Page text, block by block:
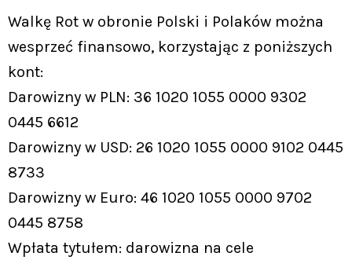
Walkę Rot w obronie Polski i Polaków można
wesprzeć finansowo, korzystając z poniższych
kont:
Darowizny w PLN: 36 1020 1055 0000 9302
0445 6612
Darowizny w USD: 26 1020 1055 0000 9102 0445
8733
Darowizny w Euro: 46 1020 1055 0000 9702
0445 8758
Wpłata tytułem: darowizna na cele